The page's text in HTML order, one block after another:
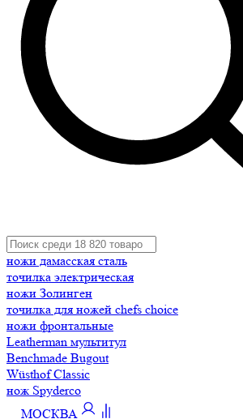
ножи дамасская сталь
точилка электрическая
ножи Золинген
точилка для ножей chefs choice
ножи фронтальные
Leatherman мультитул
Benchmade Bugout
Wüsthof Classic
нож Spyderco
МОСКВА